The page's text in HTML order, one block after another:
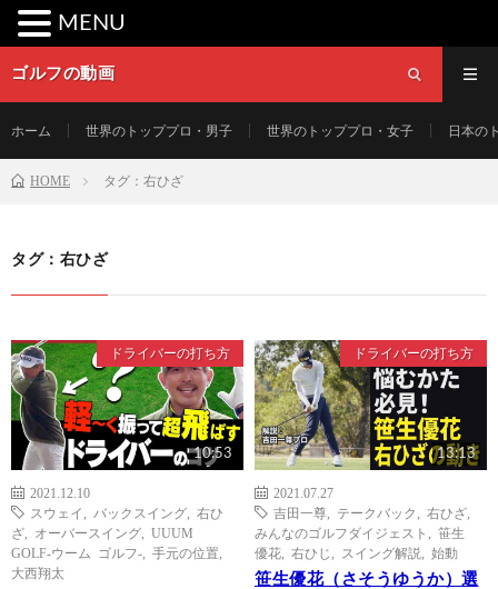
ゴルフの動画
ホーム 世界のトッププロ・男子 世界のトッププロ・女子 日本の
HOME タグ：右ひざ
タグ：右ひざ
ドライバーの打ち方
10:53
2021.12.10
スウェイ
バックスイング
右ひ
ざ
オーバースイング
UUUM
GOLF-ウーム ゴルフ-
手元の位置
大西翔太
ドライバーの打ち方
13:13
2021.07.27
吉田一尊
テークバック 右ひざ
みんなのゴルフダイジェスト
笹生
優花
右ひじ スイング解説 始動
笹生優花（さそうゆうか）選
MENU